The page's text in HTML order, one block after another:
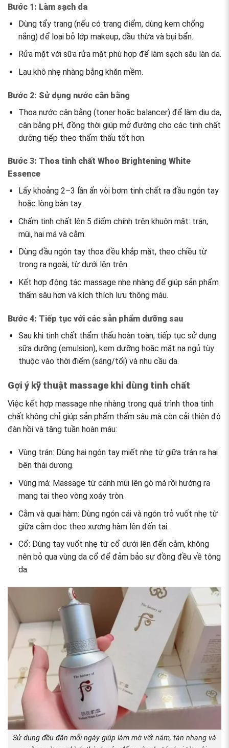
Bước 1: Làm sạch da
Dùng tẩy trang (nếu có trang điểm, dùng kem chống
nắng) để loại bỏ lớp makeup, dầu thừa và bụi bẩn.
Rửa mặt với sữa rửa mặt phù hợp để làm sạch sâu làn da.
Lau khô nhẹ nhàng bằng khăn mềm.
Bước 2: Sử dụng nước cân bằng
Thoa nước cân bằng (toner hoặc balancer) để làm dịu da,
cân bằng pH, đồng thời giúp mở đường cho các tinh chất
dưỡng tiếp theo thẩm thấu tốt hơn.
Bước 3: Thoa tinh chất Whoo Brightening White
Essence
Lấy khoảng 2–3 lần ấn vòi bơm tinh chất ra đầu ngón tay
hoặc lòng bàn tay.
Chấm tinh chất lên 5 điểm chính trên khuôn mặt: trán,
mũi, hai má và cằm.
Dùng đầu ngón tay thoa đều khắp mặt, theo chiều từ
trong ra ngoài, từ dưới lên trên.
Kết hợp động tác massage nhẹ nhàng để giúp sản phẩm
thấm sâu hơn và kích thích lưu thông máu.
Bước 4: Tiếp tục với các sản phẩm dưỡng sau
Sau khi tinh chất thẩm thấu hoàn toàn, tiếp tục sử dụng
sữa dưỡng (emulsion), kem dưỡng hoặc mặt nạ ngủ tùy
thuộc vào thời điểm (sáng/tối) và nhu cầu da.
Gợi ý kỹ thuật massage khi dùng tinh chất
Việc kết hợp massage nhẹ nhàng trong quá trình thoa tinh
chất không chỉ giúp sản phẩm thấm sâu mà còn cải thiện độ
đàn hồi và tăng tuần hoàn máu:
Vùng trán: Dùng hai ngón tay miết nhẹ từ giữa trán ra hai
bên thái dương.
Vùng má: Massage từ cánh mũi lên gò má rồi hướng ra
mang tai theo vòng xoáy tròn.
Cằm và quai hàm: Dùng ngón cái và ngón trỏ vuốt nhẹ từ
giữa cằm dọc theo xương hàm lên đến tai.
Cổ: Dùng tay vuốt nhẹ từ cổ dưới lên đến cằm, không
nên bỏ qua vùng da cổ để đảm bảo sự đồng đều về tông
da.
Sử dụng đều đặn mỗi ngày giúp làm mờ vết nám, tàn nhang và